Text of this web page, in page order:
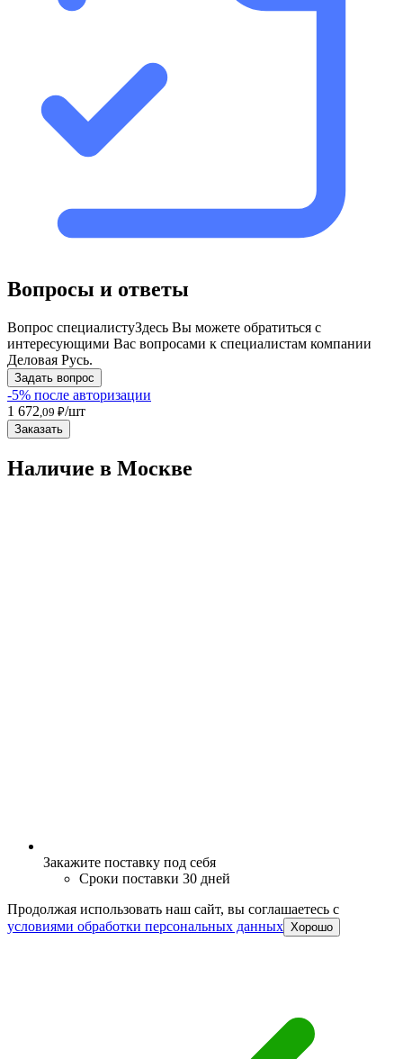
Вопросы и ответы
Вопрос специалистуЗдесь Вы можете обратиться с
интересующими Вас вопросами к специалистам компании
Деловая Русь.
Задать вопрос
-5% после авторизации
1 672 ,09 ₽/шт
Заказать
Наличие в Москвe
Закажите поставку под себя
Сроки поставки 30 дней
Продолжая использовать наш сайт, вы соглашаетесь c
условиями обработки персональных данных Хорошо